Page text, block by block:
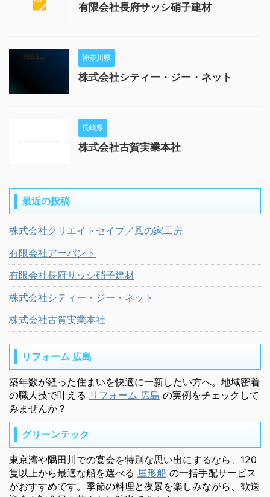
有限会社長府サッシ硝子建材
神奈川県
株式会社シティー・ジー・ネット
長崎県
株式会社古賀実業本社
最近の投稿
株式会社クリエイトセイブ／風の家工房
有限会社アーバント
有限会社長府サッシ硝子建材
株式会社シティー・ジー・ネット
株式会社古賀実業本社
リフォーム 広島
築年数が経った住まいを快適に一新したい方へ。地域密着
の職人技で叶える リフォーム 広島 の実例をチェックして
みませんか？
グリーンテック
東京湾や隅田川での宴会を特別な思い出にするなら、120
隻以上から最適な船を選べる 屋形船 の一括手配サービス
がおすすめです。季節の料理と夜景を楽しみながら、歓送